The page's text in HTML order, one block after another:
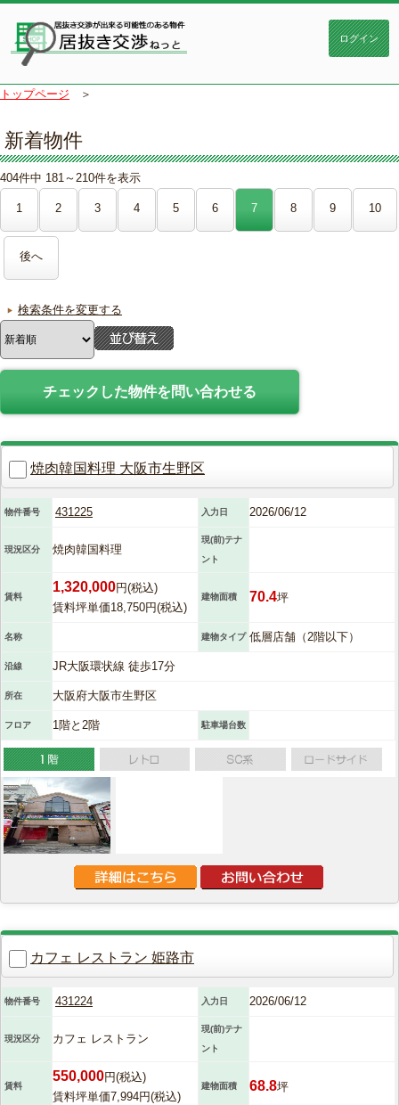
トップページ ＞
新着物件
404件中 181～210件を表示
1 2 3 4 5 6 7 8 9 10
後へ
検索条件を変更する
焼肉韓国料理 大阪市生野区
物件番号 431225 入力日 2026/06/12
現況区分 焼肉韓国料理
現(前)テナ
ント
賃料
1,320,000円(税込)
賃料坪単価18,750円(税込)
建物面積 70.4坪
名称 建物タイプ 低層店舗（2階以下）
沿線 JR大阪環状線 徒歩17分
所在 大阪府大阪市生野区
フロア 1階と2階 駐車場台数
カフェ レストラン 姫路市
物件番号 431224 入力日 2026/06/12
現況区分 カフェ レストラン
現(前)テナ
ント
賃料
550,000円(税込)
賃料坪単価7,994円(税込)
建物面積 68.8坪